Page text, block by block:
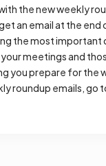
the new weekly
an email at the end
the most important
meetings and
you prepare for the
roundup emails, go